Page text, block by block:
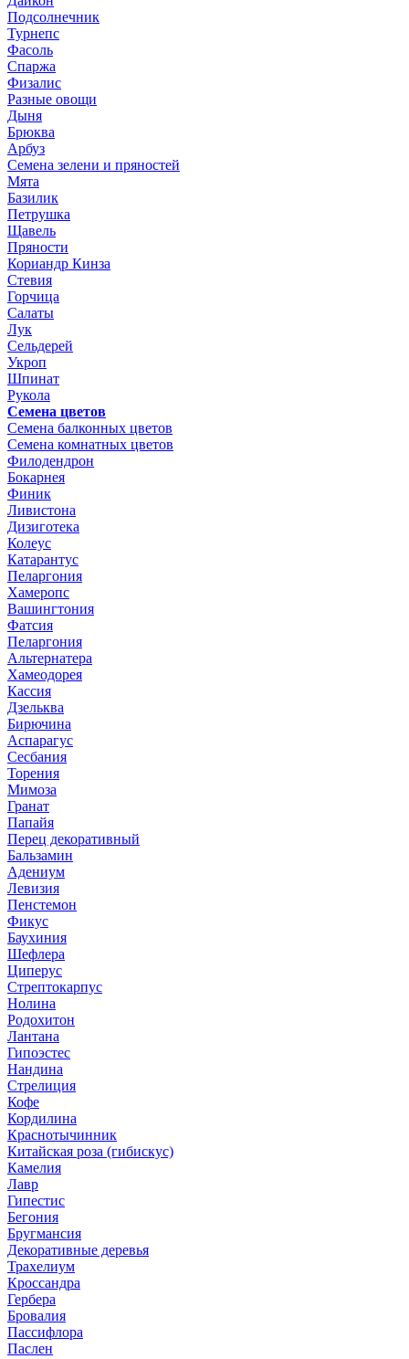
Подсолнечник
Турнепс
Фасоль
Спаржа
Физалис
Разные овощи
Дыня
Брюква
Арбуз
Семена зелени и пряностей
Мята
Базилик
Петрушка
Щавель
Пряности
Кориандр Кинза
Стевия
Горчица
Салаты
Лук
Сельдерей
Укроп
Шпинат
Рукола
Семена цветов
Семена балконных цветов
Семена комнатных цветов
Филодендрон
Бокарнея
Финик
Ливистона
Дизиготека
Колеус
Катарантус
Пеларгония
Хамеропс
Вашингтония
Фатсия
Пеларгония
Альтернатера
Хамеодорея
Кассия
Дзельква
Бирючина
Аспарагус
Сесбания
Торения
Мимоза
Гранат
Папайя
Перец декоративный
Бальзамин
Адениум
Левизия
Пенстемон
Фикус
Баухиния
Шефлера
Циперус
Стрептокарпус
Нолина
Родохитон
Лантана
Гипоэстес
Нандина
Стрелиция
Кофе
Кордилина
Краснотычинник
Китайская роза (гибискус)
Камелия
Лавр
Гипестис
Бегония
Бругмансия
Декоративные деревья
Трахелиум
Кроссандра
Гербера
Бровалия
Пассифлора
Паслен